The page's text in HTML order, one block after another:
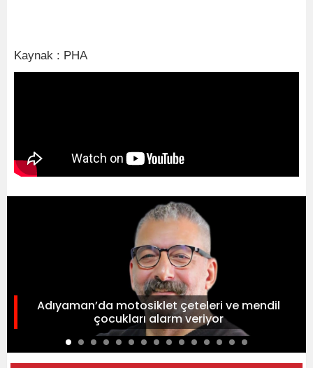
Kaynak : PHA
Adıyaman’da motosiklet çeteleri ve mendil
çocukları alarm veriyor